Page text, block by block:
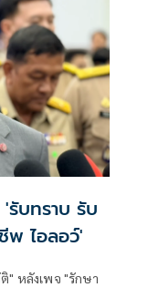
บทราบ รับ
ไอลอว์'
" หลังเพจ "รักษา